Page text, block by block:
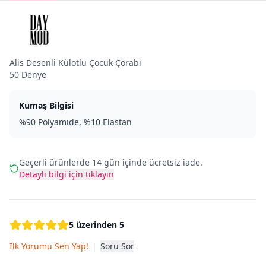
Alis Desenli Külotlu Çocuk Çorabı
50 Denye
Kumaş Bilgisi
%90 Polyamide, %10 Elastan
Geçerli ürünlerde 14 gün içinde ücretsiz iade.
Detaylı bilgi için tıklayın
5 üzerinden 5
İlk Yorumu Sen Yap! | Soru Sor